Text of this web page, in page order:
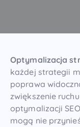
Optymalizacja
każdej strategii
poprawa
zwiększenie
optymalizacji
mogą nie